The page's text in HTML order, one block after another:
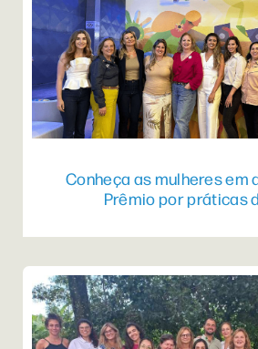
Conheça as mulheres em
Prêmio por práticas